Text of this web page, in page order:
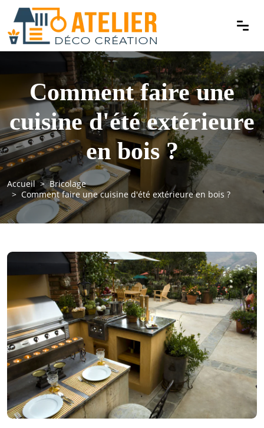
Comment faire une
cuisine d'été extérieure
en bois ?
Accueil
Bricolage
Comment faire une cuisine d'été extérieure en bois ?